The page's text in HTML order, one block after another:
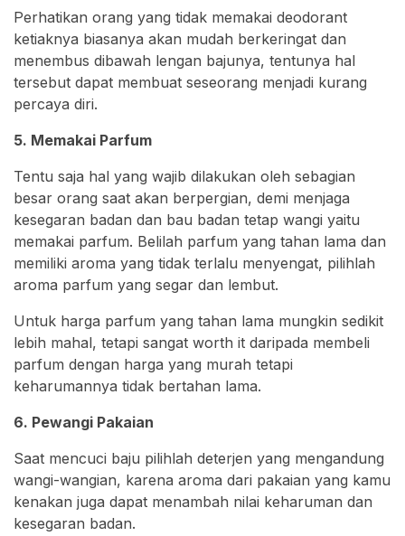
Perhatikan orang yang tidak memakai deodorant
ketiaknya biasanya akan mudah berkeringat dan
menembus dibawah lengan bajunya, tentunya hal
tersebut dapat membuat seseorang menjadi kurang
percaya diri.
5. Memakai Parfum
Tentu saja hal yang wajib dilakukan oleh sebagian
besar orang saat akan berpergian, demi menjaga
kesegaran badan dan bau badan tetap wangi yaitu
memakai parfum. Belilah parfum yang tahan lama dan
memiliki aroma yang tidak terlalu menyengat, pilihlah
aroma parfum yang segar dan lembut.
Untuk harga parfum yang tahan lama mungkin sedikit
lebih mahal, tetapi sangat worth it daripada membeli
parfum dengan harga yang murah tetapi
keharumannya tidak bertahan lama.
6. Pewangi Pakaian
Saat mencuci baju pilihlah deterjen yang mengandung
wangi-wangian, karena aroma dari pakaian yang kamu
kenakan juga dapat menambah nilai keharuman dan
kesegaran badan.